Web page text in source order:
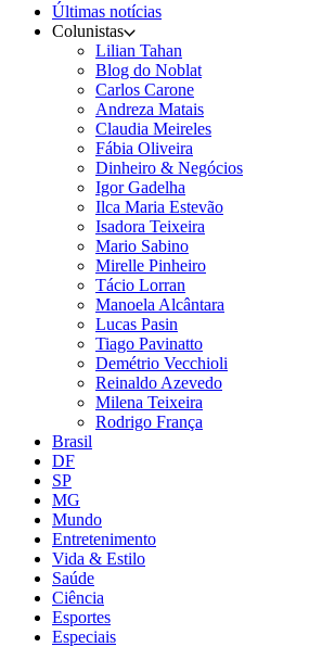
Últimas notícias
Colunistas
Lilian Tahan
Blog do Noblat
Carlos Carone
Andreza Matais
Claudia Meireles
Fábia Oliveira
Dinheiro & Negócios
Igor Gadelha
Ilca Maria Estevão
Isadora Teixeira
Mario Sabino
Mirelle Pinheiro
Tácio Lorran
Manoela Alcântara
Lucas Pasin
Tiago Pavinatto
Demétrio Vecchioli
Reinaldo Azevedo
Milena Teixeira
Rodrigo França
Brasil
DF
SP
MG
Mundo
Entretenimento
Vida & Estilo
Saúde
Ciência
Esportes
Especiais